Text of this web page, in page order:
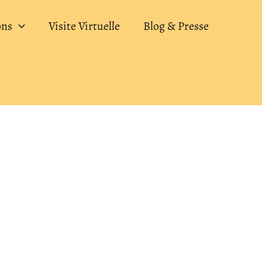
Visite Virtuelle Blog & Presse